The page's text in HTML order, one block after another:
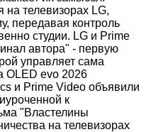
телевизорах LG,
передавая контроль
студии. LG и Prime
автора" - первую
управляет сама
OLED evo 2026
и Prime Video объявили
к
"Властелины
на телевизорах